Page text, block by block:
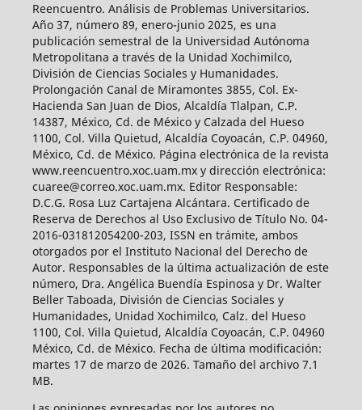
Reencuentro. Análisis de Problemas Universitarios.
Año 37, número 89, enero-junio 2025, es una
publicación semestral de la Universidad Autónoma
Metropolitana a través de la Unidad Xochimilco,
División de Ciencias Sociales y Humanidades.
Prolongación Canal de Miramontes 3855, Col. Ex-
Hacienda San Juan de Dios, Alcaldía Tlalpan, C.P.
14387, México, Cd. de México y Calzada del Hueso
1100, Col. Villa Quietud, Alcaldía Coyoacán, C.P. 04960,
México, Cd. de México. Página electrónica de la revista
www.reencuentro.xoc.uam.mx y dirección electrónica:
cuaree@correo.xoc.uam.mx. Editor Responsable:
D.C.G. Rosa Luz Cartajena Alcántara. Certificado de
Reserva de Derechos al Uso Exclusivo de Título No. 04-
2016-031812054200-203, ISSN en trámite, ambos
otorgados por el Instituto Nacional del Derecho de
Autor. Responsables de la última actualización de este
número, Dra. Angélica Buendía Espinosa y Dr. Walter
Beller Taboada, División de Ciencias Sociales y
Humanidades, Unidad Xochimilco, Calz. del Hueso
1100, Col. Villa Quietud, Alcaldía Coyoacán, C.P. 04960
México, Cd. de México. Fecha de última modificación:
martes 17 de marzo de 2026. Tamaño del archivo 7.1
MB.